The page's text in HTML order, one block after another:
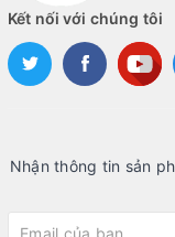
Kết nối với chúng tôi
Nhận thông tin sản